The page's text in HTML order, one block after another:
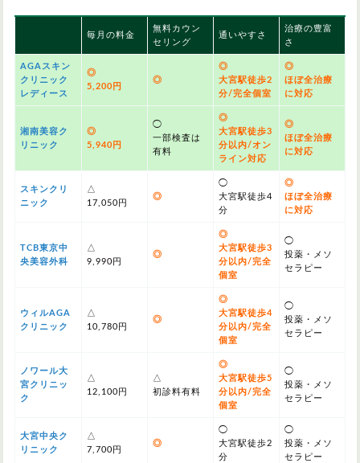
毎月の料金
無料カウン
セリング
通いやすさ
治療の豊富
さ
AGAスキン
クリニック
レディース
◎
5,200円
◎
◎
大宮駅徒歩2
分/完全個室
◎
ほぼ全治療
に対応
湘南美容ク
リニック
◎
5,940円
◯
一部検査は
有料
◎
大宮駅徒歩3
分以内/オン
ライン対応
◎
ほぼ全治療
に対応
スキンクリ
ニック
△
17,050円
◎
◯
大宮駅徒歩4
分
◎
ほぼ全治療
に対応
TCB東京中
央美容外科
△
9,990円
◎
◎
大宮駅徒歩3
分以内/完全
個室
◯
投薬・メソ
セラピー
ウィルAGA
クリニック
△
10,780円
◎
◎
大宮駅徒歩4
分以内/完全
個室
◯
投薬・メソ
セラピー
ノワール大
宮クリニッ
ク
△
12,100円
△
初診料有料
◎
大宮駅徒歩5
分以内/完全
個室
◯
投薬・メソ
セラピー
大宮中央ク
リニック
△
7,700円
◎
◯
大宮駅徒歩2
分
◯
投薬・メソ
セラピー